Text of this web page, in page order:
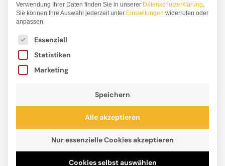
Verwendung Ihrer Daten finden Sie in unserer Datenschutzerklärung.
Sie können Ihre Auswahl jederzeit unter Einstellungen widerrufen oder
anpassen.
Es folgt eine Liste der Service-Gruppen, für die
Essenziell
Statistiken
Marketing
Speichern
Alle akzeptieren
Nur essenzielle Cookies akzeptieren
Cookies selbst auswählen